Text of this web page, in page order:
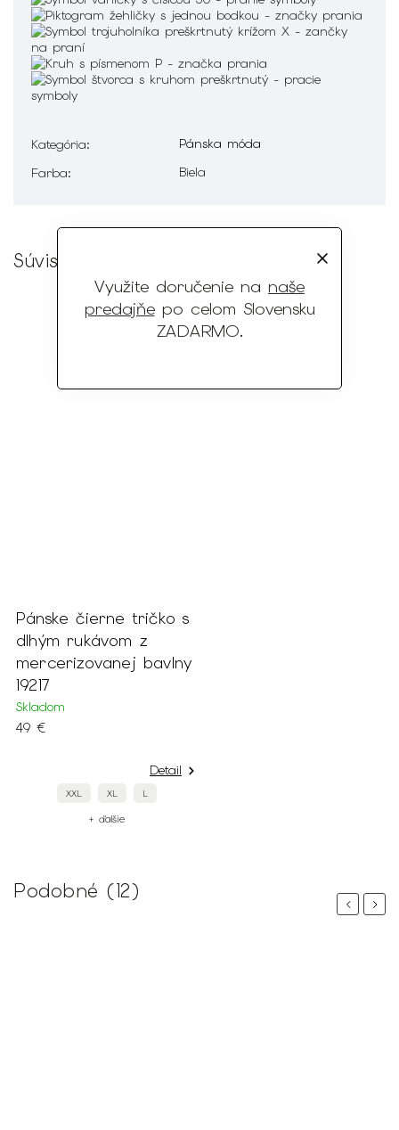
Využite doručenie na naše
predajňepo celom Slovensku
ZADARMO.
Kategória:
Pánska móda
Farba: Biela
Súvisiaci tovar
Pánske čierne tričko s
dlhým rukávom z
mercerizovanej bavlny
19217
Skladom
49 €
Detail
XXL XL L
+ ďalšie
Podobné (12)
PreviousNext